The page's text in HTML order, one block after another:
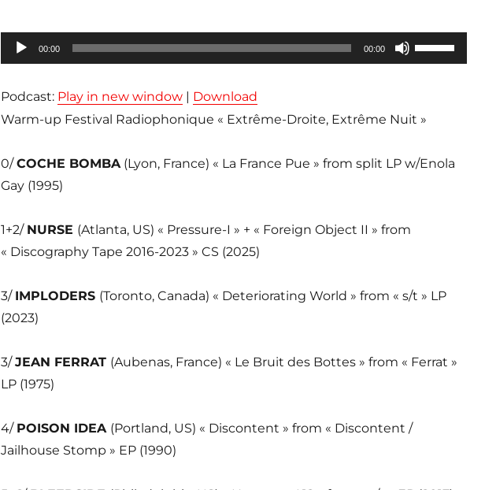
Lecteur
audio
00:00 00:00
Utilisez
les
Podcast: Play in new window| Download
Warm-up Festival Radiophonique « Extrême-Droite, Extrême Nuit »
0/COCHE BOMBA(Lyon, France) « La France Pue » from split LP w/Enola
Gay (1995)
1+2/ NURSE (Atlanta, US) « Pressure-I » + « Foreign Object II » from
« Discography Tape 2016-2023 » CS (2025)
3/ IMPLODERS (Toronto, Canada) « Deteriorating World » from « s/t » LP
(2023)
3/JEAN FERRAT (Aubenas, France) « Le Bruit des Bottes » from « Ferrat »
LP (1975)
4/ POISON IDEA (Portland, US) « Discontent » from « Discontent /
Jailhouse Stomp » EP (1990)